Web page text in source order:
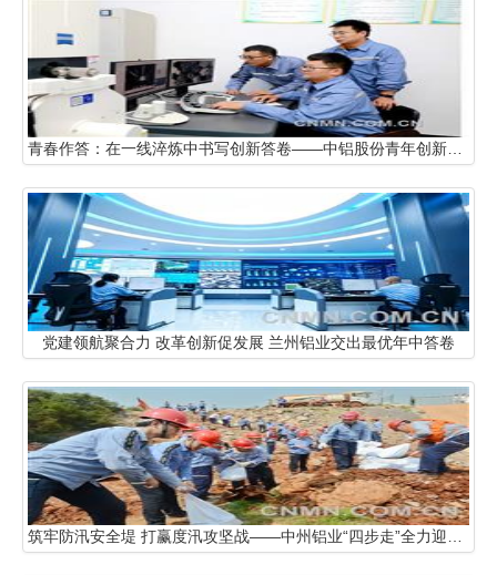
党建领航聚合力 改革创新促发展 兰州铝业交出最优年中答卷